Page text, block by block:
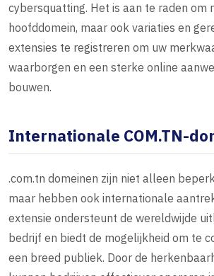
cybersquatting. Het is aan te raden om
hoofddomein, maar ook variaties en
extensies te registreren om uw
waarborgen en een sterke online
bouwen.
Internationale COM.TN-
.com.tn domeinen zijn niet alleen
maar hebben ook internationale
extensie ondersteunt de wereldwijde
bedrijf en biedt de mogelijkheid om te
een breed publiek. Door de